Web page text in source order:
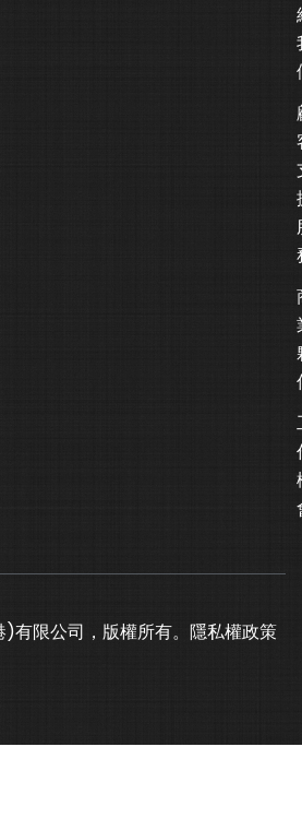
限公司，版權所有。 隱私權政策